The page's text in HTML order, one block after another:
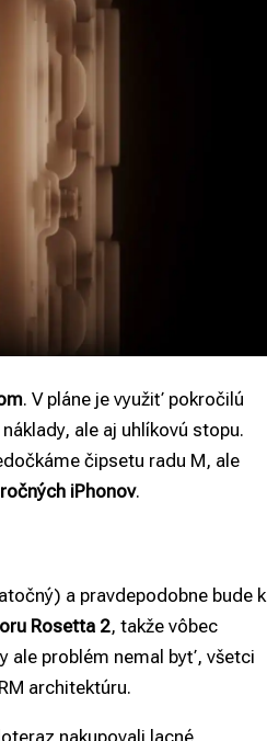
. V pláne je využiť pokročilú
ale aj uhlíkovú stopu.
čipsetu radu M, ale
iPhonov.
a pravdepodobne bude k
Rosetta 2, takže vôbec
ale problém nemal byť, všetci
architektúru.
nakupovali lacné